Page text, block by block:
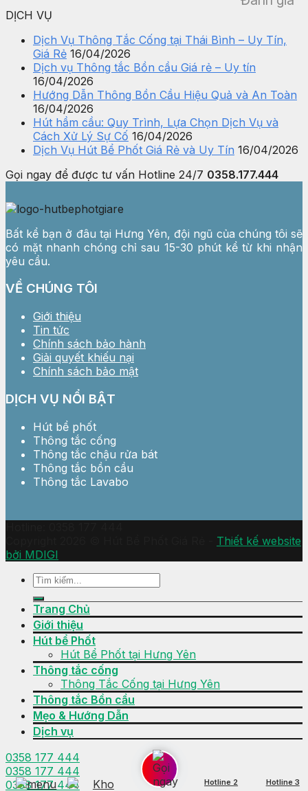
DỊCH VỤ
Dịch Vụ Thông Tắc Cống tại Thái Bình – Uy Tín,
Giá Rẻ 16/04/2026
Dịch vụ Thông tắc Bồn cầu Giá rẻ – Uy tín
16/04/2026
Hướng Dẫn Thông Bồn Cầu Hiệu Quả và An Toàn
16/04/2026
Hút hầm cầu: Quy Trình, Lựa Chọn Dịch Vụ và
Cách Xử Lý Sự Cố 16/04/2026
Dịch Vụ Hút Bể Phốt Giá Rẻ và Uy Tín 16/04/2026
Gọi ngay để được tư vấn Hotline 24/7 0358.177.444
Bất kể bạn ở đâu tại Hưng Yên, đội ngũ của chúng tôi sẽ
có mặt nhanh chóng chỉ sau 15-30 phút kể từ khi nhận
yêu cầu.
VỀ CHÚNG TÔI
Giới thiệu
Tin tức
Chính sách bảo hành
Giải quyết khiếu nại
Chính sách bảo mật
DỊCH VỤ NỔI BẬT
Hút bể phốt
Thông tắc cống
Thông tắc chậu rửa bát
Thông tắc bồn cầu
Thông tắc Lavabo
Thiết kế website
bởi MDIGI
Trang Chủ
Giới thiệu
Hút bể Phốt
Hút Bể Phốt tại Hưng Yên
Thông tắc cống
Thông Tắc Cống tại Hưng Yên
Thông tắc Bồn cầu
Mẹo & Hướng Dẫn
Dịch vụ
0358 177 444
0358 177 444
0358 177 444
Hotline 2 Hotline 3